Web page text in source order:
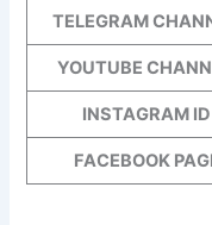
TELEGRAM
YOUTUBE
INSTAGRAM ID
FACEBOOK